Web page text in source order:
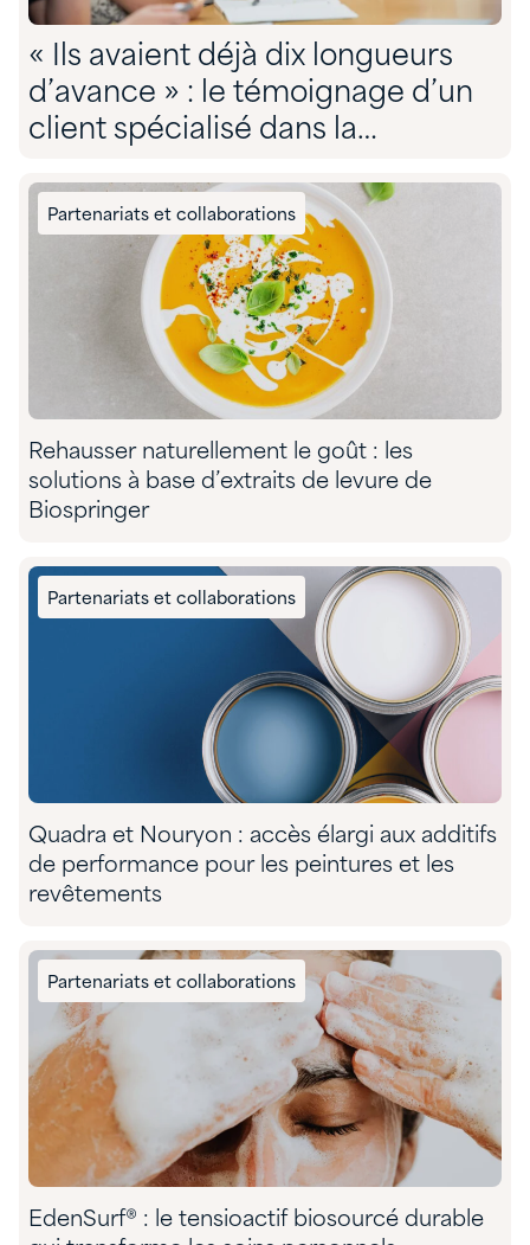
« Ils avaient déjà dix longueurs
d’avance » : le témoignage d’un
client spécialisé dans la
son partenariat avec Quadra »
Partenariats et collaborations
Rehausser naturellement le goût : les
solutions à base d’extraits de levure de
Biospringer
Partenariats et collaborations
Quadra et Nouryon : accès élargi aux additifs
de performance pour les peintures et les
revêtements
Partenariats et collaborations
EdenSurf® : le tensioactif biosourcé durable